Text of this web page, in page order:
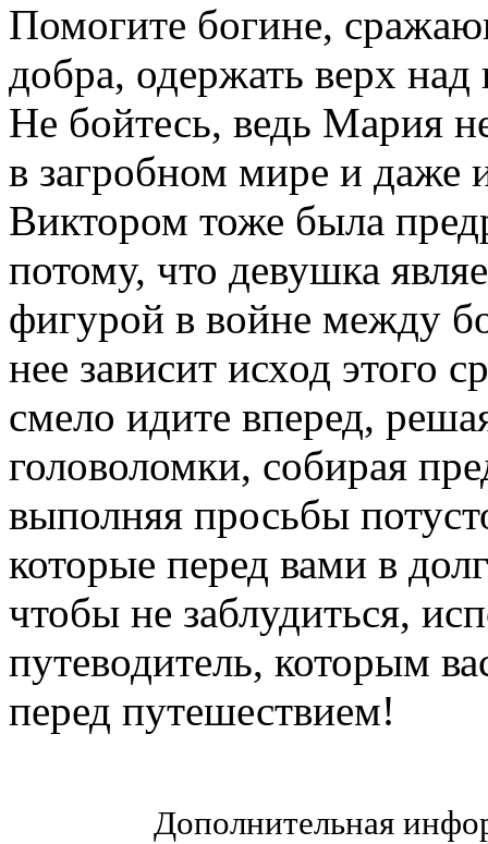
Помогите богине,
добра, одержать верх
Не бойтесь, ведь Мария
в загробном мире и даже
Виктором тоже была
потому, что девушка
фигурой в войне между
нее зависит исход этого
смело идите вперед,
головоломки, собирая
выполняя просьбы
которые перед вами в
чтобы не заблудиться,
путеводитель, которым
перед путешествием!
Дополнительная